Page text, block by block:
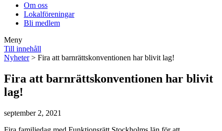
Om oss
Lokalföreningar
Bli medlem
Meny
Till innehåll
Nyheter> Fira att barnrättskonventionen har blivit lag!
Fira att barnrättskonventionen har blivit
lag!
september 2, 2021